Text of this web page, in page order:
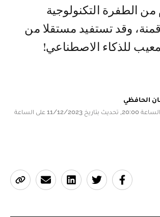
من الطفرة التكنولوجية
وقد تستفيد مستقلا من
للذكاء الاصطناعي!
الحافظي
في 11/12/2023 على الساعة 20:00, تحديث بتاريخ 11/12/2023 على الساعة